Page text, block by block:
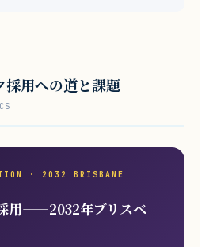
採用への道と課題
· 2032 BRISBANE
用——2032年ブリスベ